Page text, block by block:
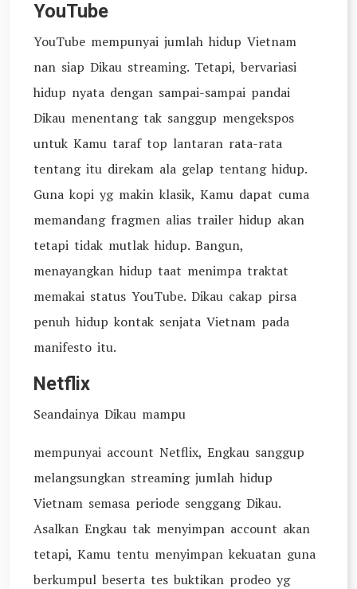
YouTube
YouTube mempunyai jumlah hidup Vietnam
nan siap Dikau streaming. Tetapi, bervariasi
hidup nyata dengan sampai-sampai pandai
Dikau menentang tak sanggup mengekspos
untuk Kamu taraf top lantaran rata-rata
tentang itu direkam ala gelap tentang hidup.
Guna kopi yg makin klasik, Kamu dapat cuma
memandang fragmen alias trailer hidup akan
tetapi tidak mutlak hidup. Bangun,
menayangkan hidup taat menimpa traktat
memakai status YouTube. Dikau cakap pirsa
penuh hidup kontak senjata Vietnam pada
manifesto itu.
Netflix
Seandainya Dikau mampu
mempunyai account Netflix, Engkau sanggup
melangsungkan streaming jumlah hidup
Vietnam semasa periode senggang Dikau.
Asalkan Engkau tak menyimpan account akan
tetapi, Kamu tentu menyimpan kekuatan guna
berkumpul beserta tes buktikan prodeo yg